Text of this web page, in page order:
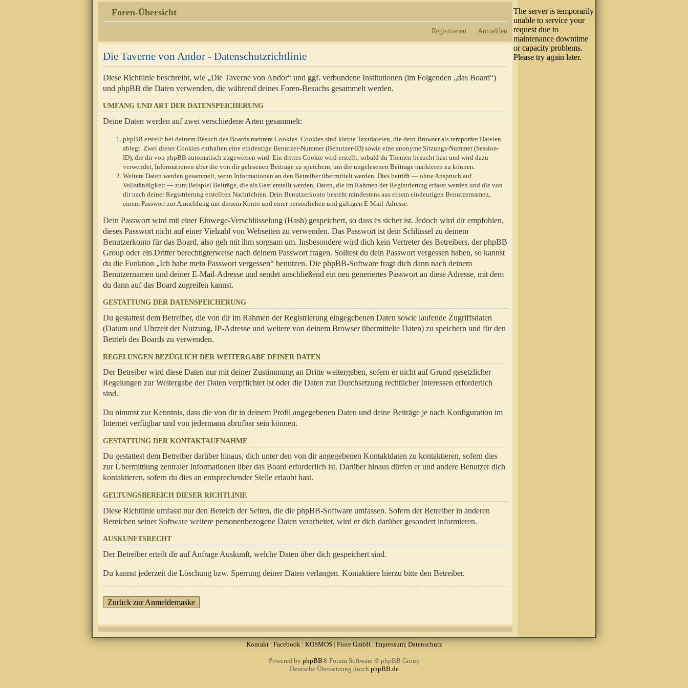
Foren-Übersicht
Registrieren Anmelden
Die Taverne von Andor - Datenschutzrichtlinie
Diese Richtlinie beschreibt, wie „Die Taverne von Andor“ und ggf. verbundene Institutionen (im Folgenden „das Board“)
und phpBB die Daten verwenden, die während deines Foren-Besuchs gesammelt werden.
UMFANG UND ART DER DATENSPEICHERUNG
Deine Daten werden auf zwei verschiedene Arten gesammelt:
phpBB erstellt bei deinem Besuch des Boards mehrere Cookies. Cookies sind kleine Textdateien, die dein Browser als temporäre Dateien
ablegt. Zwei dieser Cookies enthalten eine eindeutige Benutzer-Nummer (Benutzer-ID) sowie eine anonyme Sitzungs-Nummer (Session-
ID), die dir von phpBB automatisch zugewiesen wird. Ein drittes Cookie wird erstellt, sobald du Themen besucht hast und wird dazu
verwendet, Informationen über die von dir gelesenen Beiträge zu speichern, um die ungelesenen Beiträge markieren zu können.
Weitere Daten werden gesammelt, wenn Informationen an den Betreiber übermittelt werden. Dies betrifft — ohne Anspruch auf
Vollständigkeit — zum Beispiel Beiträge, die als Gast erstellt werden, Daten, die im Rahmen der Registrierung erfasst werden und die von
dir nach deiner Registrierung erstellten Nachrichten. Dein Benutzerkonto besteht mindestens aus einem eindeutigen Benutzernamen,
einem Passwort zur Anmeldung mit diesem Konto und einer persönlichen und gültigen E-Mail-Adresse.
Dein Passwort wird mit einer Einwege-Verschlüsselung (Hash) gespeichert, so dass es sicher ist. Jedoch wird dir empfohlen,
dieses Passwort nicht auf einer Vielzahl von Webseiten zu verwenden. Das Passwort ist dein Schlüssel zu deinem
Benutzerkonto für das Board, also geh mit ihm sorgsam um. Insbesondere wird dich kein Vertreter des Betreibers, der phpBB
Group oder ein Dritter berechtigterweise nach deinem Passwort fragen. Solltest du dein Passwort vergessen haben, so kannst
du die Funktion „Ich habe mein Passwort vergessen“ benutzen. Die phpBB-Software fragt dich dann nach deinem
Benutzernamen und deiner E-Mail-Adresse und sendet anschließend ein neu generiertes Passwort an diese Adresse, mit dem
du dann auf das Board zugreifen kannst.
GESTATTUNG DER DATENSPEICHERUNG
Du gestattest dem Betreiber, die von dir im Rahmen der Registrierung eingegebenen Daten sowie laufende Zugriffsdaten
(Datum und Uhrzeit der Nutzung, IP-Adresse und weitere von deinem Browser übermittelte Daten) zu speichern und für den
Betrieb des Boards zu verwenden.
REGELUNGEN BEZÜGLICH DER WEITERGABE DEINER DATEN
Der Betreiber wird diese Daten nur mit deiner Zustimmung an Dritte weitergeben, sofern er nicht auf Grund gesetzlicher
Regelungen zur Weitergabe der Daten verpflichtet ist oder die Daten zur Durchsetzung rechtlicher Interessen erforderlich
sind.
Du nimmst zur Kenntnis, dass die von dir in deinem Profil angegebenen Daten und deine Beiträge je nach Konfiguration im
Internet verfügbar und von jedermann abrufbar sein können.
GESTATTUNG DER KONTAKTAUFNAHME
Du gestattest dem Betreiber darüber hinaus, dich unter den von dir angegebenen Kontaktdaten zu kontaktieren, sofern dies
zur Übermittlung zentraler Informationen über das Board erforderlich ist. Darüber hinaus dürfen er und andere Benutzer dich
kontaktieren, sofern du dies an entsprechender Stelle erlaubt hast.
GELTUNGSBEREICH DIESER RICHTLINIE
Diese Richtlinie umfasst nur den Bereich der Seiten, die die phpBB-Software umfassen. Sofern der Betreiber in anderen
Bereichen seiner Software weitere personenbezogene Daten verarbeitet, wird er dich darüber gesondert informieren.
AUSKUNFTSRECHT
Der Betreiber erteilt dir auf Anfrage Auskunft, welche Daten über dich gespeichert sind.
Du kannst jederzeit die Löschung bzw. Sperrung deiner Daten verlangen. Kontaktiere hierzu bitte den Betreiber.
Zurück zur Anmeldemaske
Kontakt| Facebook| KOSMOS| Fiore GmbH| Impressum| Datenschutz
Powered by phpBB® Forum Software © phpBB Group
Deutsche Übersetzung durch phpBB.de